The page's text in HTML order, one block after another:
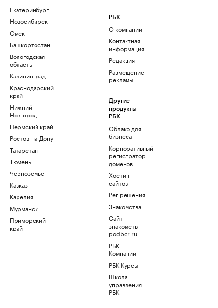
Екатеринбург
Новосибирск
Омск
Башкортостан
Вологодская
область
Калининград
Краснодарский
край
Нижний
Новгород
Пермский край
Ростов-на-Дону
Татарстан
Тюмень
Черноземье
Кавказ
Карелия
Мурманск
Приморский
край
РБК
О компании
Контактная
информация
Редакция
Размещение
рекламы
Другие
продукты
РБК
Облако для
бизнеса
Корпоративный
регистратор
доменов
Хостинг
сайтов
Рег.решения
Знакомства
Сайт
знакомств
podbor.ru
РБК
Компании
РБК Курсы
Школа
управления
РБК